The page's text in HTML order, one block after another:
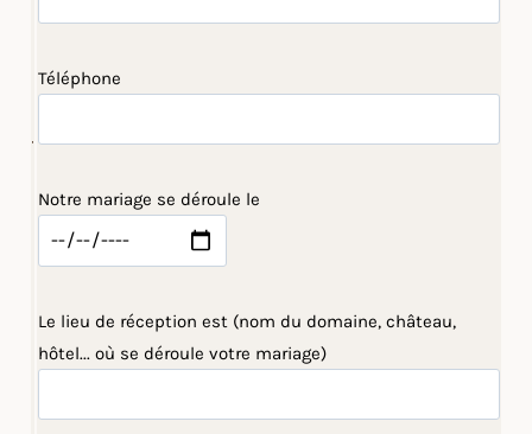
Téléphone
Notre mariage se déroule le
Le lieu de réception est (nom du domaine, château,
hôtel... où se déroule votre mariage)